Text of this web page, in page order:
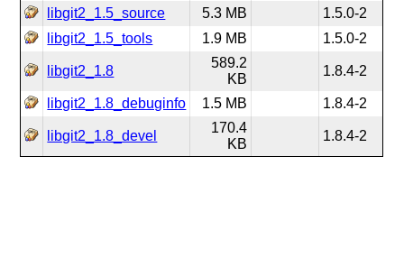
libgit2_1.5_source 5.3 MB
1.5.0-2
libgit2_1.5_tools
1.9 MB 1.5.0-2
libgit2_1.8
589.2
KB
1.8.4-2
libgit2_1.8_debuginfo 1.5 MB 1.8.4-2
libgit2_1.8_devel
170.4
KB
1.8.4-2